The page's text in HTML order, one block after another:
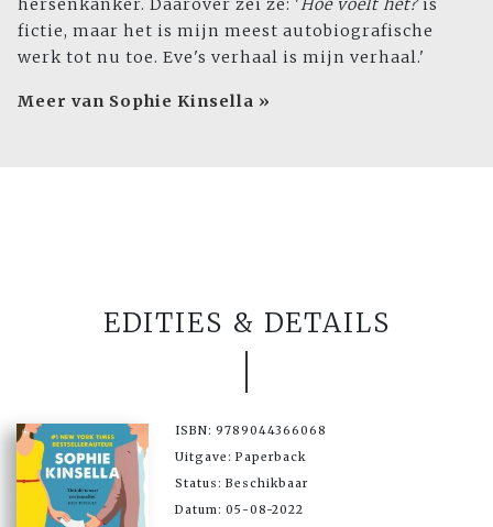
hersenkanker. Daarover zei ze: 'Hoe voelt het?is
fictie, maar het is mijn meest autobiografische
werk tot nu toe. Eve's verhaal is mijn verhaal.'
Meer van Sophie Kinsella »
EDITIES & DETAILS
ISBN: 9789044366068
Uitgave: Paperback
Status: Beschikbaar
Datum: 05-08-2022